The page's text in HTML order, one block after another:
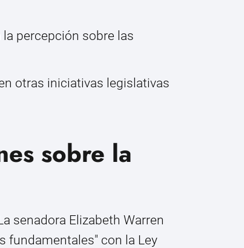
percepción sobre las
otras iniciativas legislativas
sobre la
senadora Elizabeth Warren
fundamentales" con la Ley